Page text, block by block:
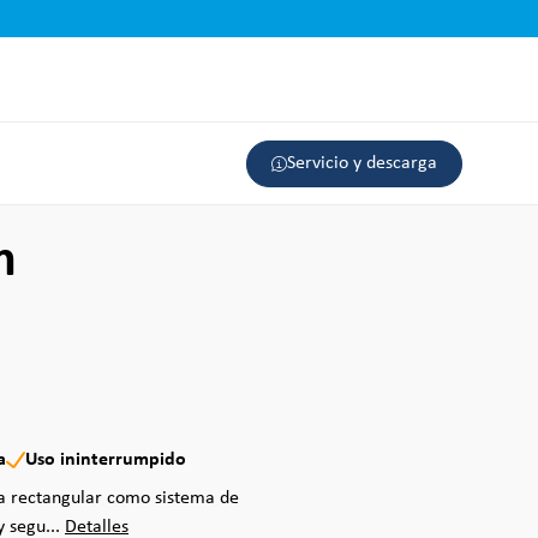
Servicio y descarga
Uso ininterrumpido
rectangular como sistema de
segu... Detalles